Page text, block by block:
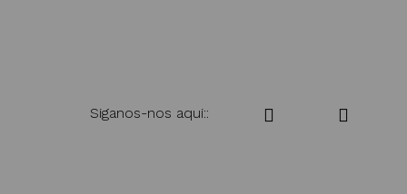
Siganos-nos aqui::